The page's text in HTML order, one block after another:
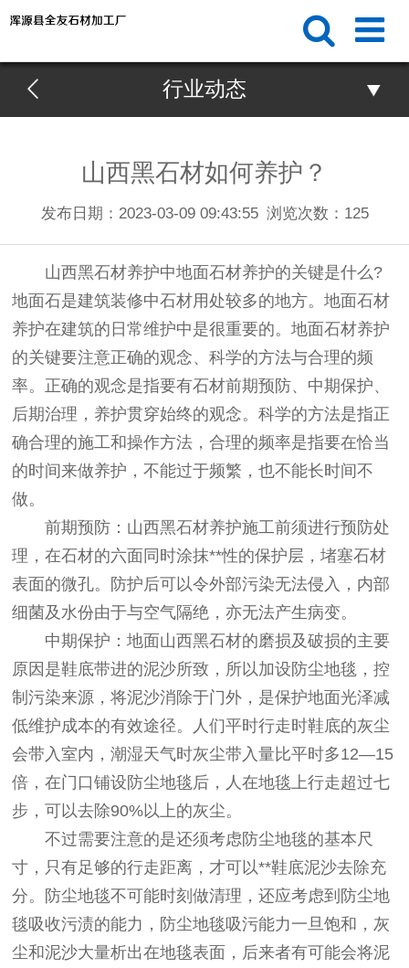
行业动态
山西黑石材如何养护？
发布日期：2023-03-09 09:43:55 浏览次数： 125
山西黑石材养护中地面石材养护的关键是什么?
地面石是建筑装修中石材用处较多的地方。地面石材
养护在建筑的日常维护中是很重要的。地面石材养护
的关键要注意正确的观念、科学的方法与合理的频
率。正确的观念是指要有石材前期预防、中期保护、
后期治理，养护贯穿始终的观念。科学的方法是指正
确合理的施工和操作方法，合理的频率是指要在恰当
的时间来做养护，不能过于频繁，也不能长时间不
做。
前期预防：山西黑石材养护施工前须进行预防处
理，在石材的六面同时涂抹**性的保护层，堵塞石材
表面的微孔。防护后可以令外部污染无法侵入，内部
细菌及水份由于与空气隔绝，亦无法产生病变。
中期保护：地面山西黑石材的磨损及破损的主要
原因是鞋底带进的泥沙所致，所以加设防尘地毯，控
制污染来源，将泥沙消除于门外，是保护地面光泽减
低维护成本的有效途径。人们平时行走时鞋底的灰尘
会带入室内，潮湿天气时灰尘带入量比平时多12—15
倍，在门口铺设防尘地毯后，人在地毯上行走超过七
步，可以去除90%以上的灰尘。
不过需要注意的是还须考虑防尘地毯的基本尺
寸，只有足够的行走距离，才可以**鞋底泥沙去除充
分。防尘地毯不可能时刻做清理，还应考虑到防尘地
毯吸收污渍的能力，防尘地毯吸污能力一旦饱和，灰
尘和泥沙大量析出在地毯表面，后来者有可能会将泥